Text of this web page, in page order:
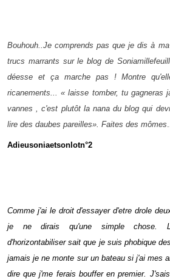
Bouhouh..Je comprends pas que je dis à
trucs marrants sur le blog de
déesse et ça marche pas ! Montre
ricanements... « laisse tomber, tu gagneras
vannes , c'est plutôt la nana du blog qui
lire des daubes pareilles». Faites des mômes
Adieusoniaetsonlotn°2
Comme j'ai le droit d'essayer d'etre drole
je ne dirais qu'une simple chose.
d'horizontabiliser sait que je suis phobique
jamais je ne monte sur un bateau si j'ai mes
dire que j'me ferais bouffer en premier.